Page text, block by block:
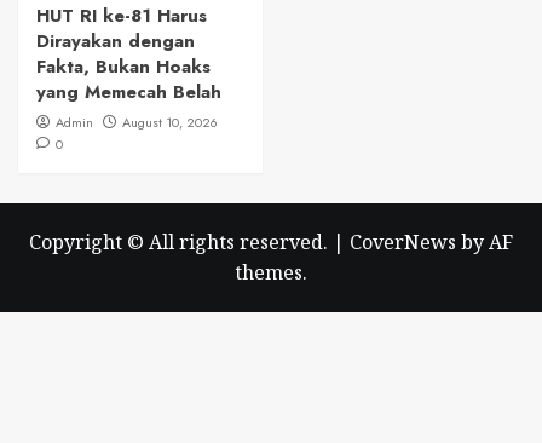
HUT RI ke-81 Harus
Dirayakan dengan
Fakta, Bukan Hoaks
yang Memecah Belah
Admin
August 10, 2026
0
Copyright © All rights reserved. | CoverNews by AF
themes.